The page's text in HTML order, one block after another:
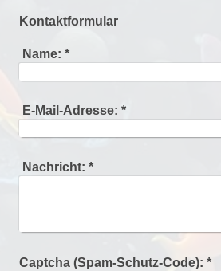
Kontaktformular
Name: *
E-Mail-Adresse: *
Nachricht: *
Captcha (Spam-Schutz-Code): *